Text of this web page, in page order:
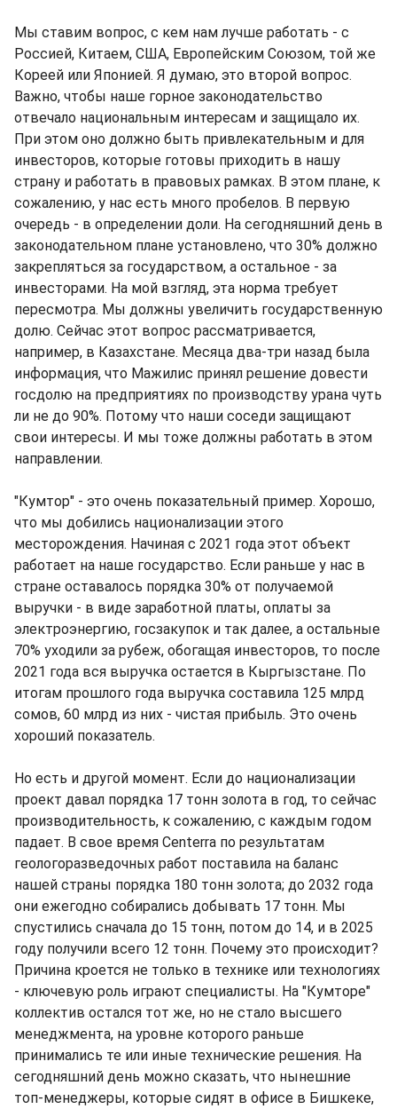
Мы ставим вопрос, с кем нам лучше работать - с
Россией, Китаем, США, Европейским Союзом, той же
Кореей или Японией. Я думаю, это второй вопрос.
Важно, чтобы наше горное законодательство
отвечало национальным интересам и защищало их.
При этом оно должно быть привлекательным и для
инвесторов, которые готовы приходить в нашу
страну и работать в правовых рамках. В этом плане, к
сожалению, у нас есть много пробелов. В первую
очередь - в определении доли. На сегодняшний день в
законодательном плане установлено, что 30% должно
закрепляться за государством, а остальное - за
инвесторами. На мой взгляд, эта норма требует
пересмотра. Мы должны увеличить государственную
долю. Сейчас этот вопрос рассматривается,
например, в Казахстане. Месяца два-три назад была
информация, что Мажилис принял решение довести
госдолю на предприятиях по производству урана чуть
ли не до 90%. Потому что наши соседи защищают
свои интересы. И мы тоже должны работать в этом
направлении.
"Кумтор" - это очень показательный пример. Хорошо,
что мы добились национализации этого
месторождения. Начиная с 2021 года этот объект
работает на наше государство. Если раньше у нас в
стране оставалось порядка 30% от получаемой
выручки - в виде заработной платы, оплаты за
электроэнергию, госзакупок и так далее, а остальные
70% уходили за рубеж, обогащая инвесторов, то после
2021 года вся выручка остается в Кыргызстане. По
итогам прошлого года выручка составила 125 млрд
сомов, 60 млрд из них - чистая прибыль. Это очень
хороший показатель.
Но есть и другой момент. Если до национализации
проект давал порядка 17 тонн золота в год, то сейчас
производительность, к сожалению, с каждым годом
падает. В свое время Centerra по результатам
геологоразведочных работ поставила на баланс
нашей страны порядка 180 тонн золота; до 2032 года
они ежегодно собирались добывать 17 тонн. Мы
спустились сначала до 15 тонн, потом до 14, и в 2025
году получили всего 12 тонн. Почему это происходит?
Причина кроется не только в технике или технологиях
- ключевую роль играют специалисты. На "Кумторе"
коллектив остался тот же, но не стало высшего
менеджмента, на уровне которого раньше
принимались те или иные технические решения. На
сегодняшний день можно сказать, что нынешние
топ-менеджеры, которые сидят в офисе в Бишкеке,